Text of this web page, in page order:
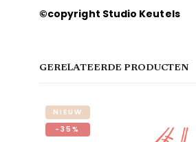
©copyright Studio Keutels
GERELATEERDE PRODUCTEN
NIEUW
-35%